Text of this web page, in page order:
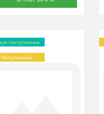
поступление
Популярный